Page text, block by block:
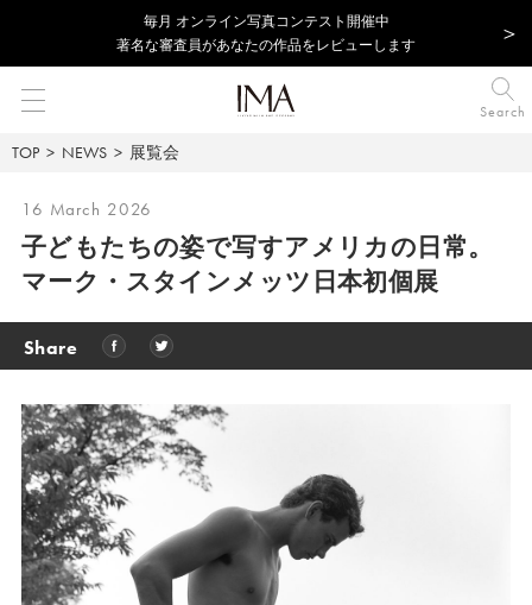
毎⽉ オンライン写真コンテスト開催中
著名な審査員があなたの作品をレビューします
Search
TOP NEWS 展覧会
16 March 2026
子どもたちの姿で写すアメリカの日常。
マーク・スタインメッツ日本初個展
Share